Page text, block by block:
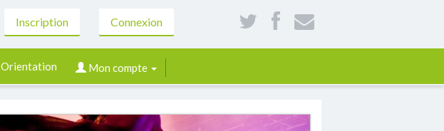
Inscription Connexion
Orientation Mon compte